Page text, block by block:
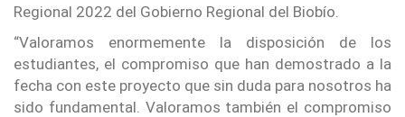
Regional 2022 del Gobierno Regional del Biobío.
“Valoramos enormemente la disposición de los
estudiantes, el compromiso que han demostrado a la
fecha con este proyecto que sin duda para nosotros ha
sido fundamental. Valoramos también el compromiso